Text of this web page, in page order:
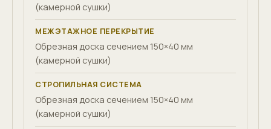
(камерной сушки)
МЕЖЭТАЖНОЕ ПЕРЕКРЫТИЕ
Обрезная доска сечением 150×40 мм
(камерной сушки)
СТРОПИЛЬНАЯ СИСТЕМА
Обрезная доска сечением 150×40 мм
(камерной сушки)